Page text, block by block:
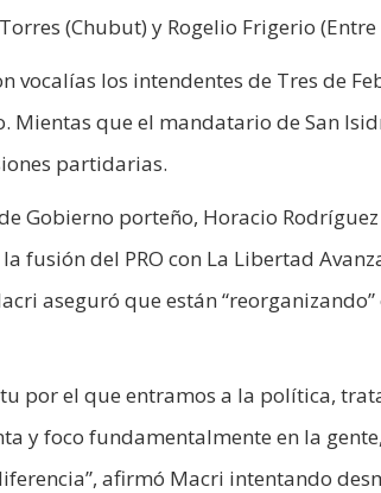
(Chubut) y Rogelio Frigerio (Entre
vocalías los intendentes de Tres de
Mientas que el mandatario de San
partidarias.
Gobierno porteño, Horacio Rodríguez
fusión del PRO con La Libertad
aseguró que están “reorganizando”
por el que entramos a la política,
y foco fundamentalmente en la
afirmó Macri intentando